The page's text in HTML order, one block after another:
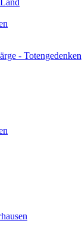
- Totengedenken